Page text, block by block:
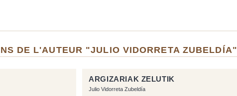
DE L'AUTEUR "JULIO VIDORRETA ZUBELDÍA"
ARGIZARIAK ZELUTIK
Julio Vidorreta Zubeldía